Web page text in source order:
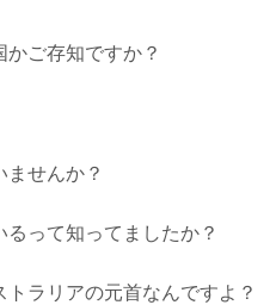
ご存知ですか？
せんか？
って知ってましたか？
ラリアの元首なんですよ？